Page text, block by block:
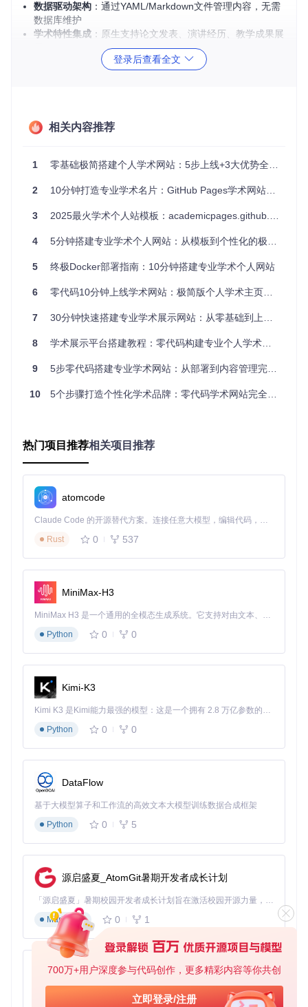
700万+用户深度参与代码创作，更多精彩内容等你共创
立即登录/注册
数据驱动架构 ：通过YAML/Markdown文件管理内容，无需
数据库维护
学术特性集成 ：原生支持论文发表、演讲经历、教学成果展
：内置多种专业学术风格主题，一键切换
导航栏、个人简介和内容区块
网络浏览器（推荐Chrome、Firefox或Edge最新版）
学术资料（论文列表、演讲经历等，可选）
快速部署：5分钟完成网站上线
首先需要将项目代码复制到你的GitHub账号：
访问项目仓库页面
点击右上角"Fork"按钮，将代码库复制到个人账号
等待系统完成复制（通常只需几秒钟）
步骤2：重命名仓库
在"Repository name"字段输入"[你的GitHub用户名].githu
b.io"
点击"Rename"保存更改
注意：请将"[你的GitHub用户名]"替换为实际用户名，例如
用户名为"johndoe"，则仓库应命名为"johndoe.github.io"
步骤3：等待自动部署
GitHub会自动检测仓库名称并部署网站：
在仓库设置页面向下滚动到"GitHub Pages"部分
当看到"Your site is published at..."提示时，说明部署完成
通常需要等待1-2分钟，网站即可访问
步骤4：访问你的学术网站
将看到默认的网站页面。恭喜！你的学术网站已经成功上线。
步骤5：基础配置修改
网站的核心配置文件是
题、个人信息等关键设置：
在GitHub仓库中找到并点击
点击编辑按钮（铅笔图标）
点击"Commit changes"保存修改
内容管理：添加学术资料的3种方式
准备一张个人照片，重命名为"profile.png"
上传新照片覆盖原有文件
修改
发布学术论文
_publications文件夹中添加Markdown文件，格式如下：
layout: publication
"作者1, 作者2, 作者3"
登录后查看全文
相关内容推荐
1 零基础极简搭建个人学术网站：5步上线+3大优势全解析
2 10分钟打造专业学术名片：GitHub Pages学术网站极速搭建指南
3 2025最火学术个人站模板：academicpages.github.io零基础搭建指南
4 5分钟搭建专业学术个人网站：从模板到个性化的极速指南
5 终极Docker部署指南：10分钟搭建专业学术个人网站
6 零代码10分钟上线学术网站：极简版个人学术主页搭建指南
7 30分钟快速搭建专业学术展示网站：从零基础到上线全攻略
8 学术展示平台搭建教程：零代码构建专业个人学术网站
9 5步零代码搭建专业学术网站：从部署到内容管理完全指南
10 5个步骤打造个性化学术品牌：零代码学术网站完全指南
热门项目推荐相关项目推荐
atomcode
Claude Code 的开源替代方案。连接任意大模型，编辑代码，运行命令，自动验证 — 全自动执行。用 Rust 构建，极致性能。 ｜ An open-source alternative to Claude Code. Connect any LLM, edit code, run commands, and verify changes — autonomously. Built in Rust for speed. Get Started
Rust
0 537
MiniMax-H3
MiniMax H3 是一个通用的全模态生成系统。它支持对由文本、图像、视频和音频组成的多模态上下文进行统一理解，并能生成分辨率高达 2K、时长可达 15 秒的带原生立体声音频的视频。得益于面向任务泛化的系统设计，H3 在预训练阶段就已具备广泛的多模态上下文理解与生成能力，能够出色地执行复杂的多模态指令。
Python
0 0
Kimi-K3
Kimi K3 是Kimi能力最强的模型：这是一个拥有 2.8 万亿参数的混合专家（MoE）模型，具备原生视觉理解能力，并支持 100 万 token 的上下文窗口。
Python
0 0
DataFlow
基于大模型算子和工作流的高效文本大模型训练数据合成框架
Python
0 5
源启盛夏_AtomGit暑期开发者成长计划
「源启盛夏」暑期校园开发者成长计划旨在激活校园开源力量，通过积分激励、认证扶持、资源倾斜等形式，引导高校组织和开发者完成「入驻 — 建项目 — 做贡献 — 获认证 — 得资源」的完整闭环。无论你是想带领社团入驻平台的组织者，还是希望用代码贡献证明自己的开发者，都能在这里找到属于你的成长路径。
Markdown
0 1
py-xiaozhi
基于Python的Xiaozhi AI，适用于想要完整Xiaozhi体验而无需拥有专用硬件的用户。